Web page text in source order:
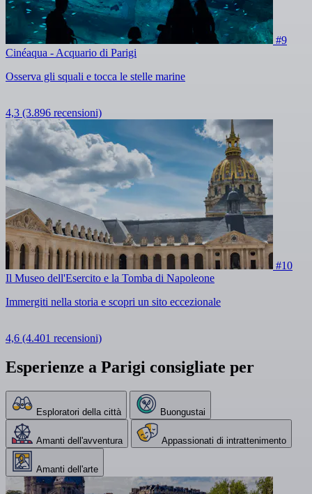
#9
Cinéaqua - Acquario di Parigi
Osserva gli squali e tocca le stelle marine
4,3 (3.896 recensioni)
#10
Il Museo dell'Esercito e la Tomba di Napoleone
Immergiti nella storia e scopri un sito eccezionale
4,6 (4.401 recensioni)
Esperienze a Parigi consigliate per
Esploratori della città Buongustai
Amanti dell'avventura Appassionati di intrattenimento
Amanti dell'arte